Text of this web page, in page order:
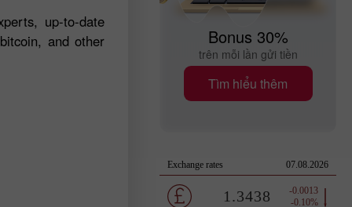
up-to-date
and other
Bonus 30%
trên mỗi lần gửi tiền
Tìm hiểu thêm